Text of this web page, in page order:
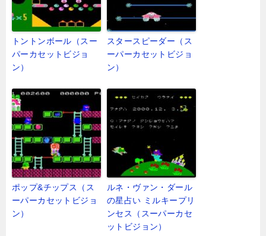
トントンボール（スー
パーカセットビジョ
ン）
スタースピーダー（ス
ーパーカセットビジョ
ン）
ポップ&チップス（ス
ーパーカセットビジョ
ン）
ルネ・ヴァン・ダール
の星占い ミルキープリ
ンセス（スーパーカセ
ットビジョン）